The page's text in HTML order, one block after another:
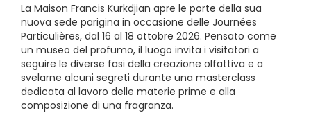
La Maison Francis Kurkdjian apre le porte della sua
nuova sede parigina in occasione delle Journées
Particulières, dal 16 al 18 ottobre 2026. Pensato come
un museo del profumo, il luogo invita i visitatori a
seguire le diverse fasi della creazione olfattiva e a
svelarne alcuni segreti durante una masterclass
dedicata al lavoro delle materie prime e alla
composizione di una fragranza.